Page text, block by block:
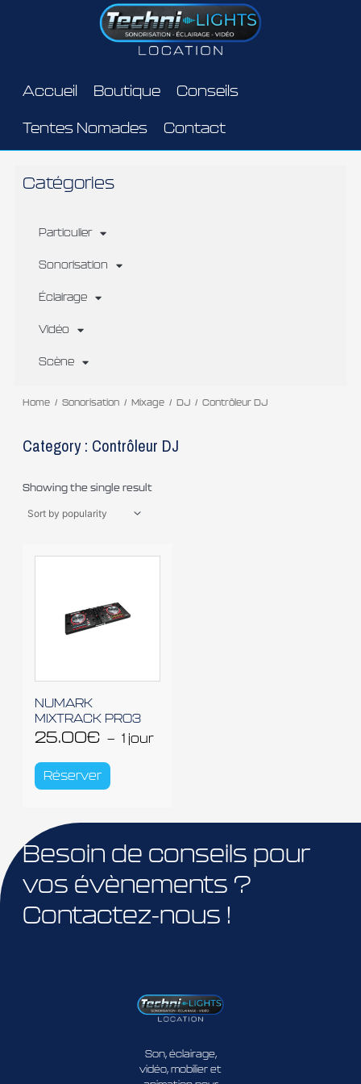
Accueil Boutique Conseils
Tentes Nomades Contact
Catégories
Particulier
Sonorisation
Éclairage
Vidéo
Scène
Home/ Sonorisation/ Mixage/ DJ/ Contrôleur DJ
Category : Contrôleur DJ
Showing the single result
NUMARK
MIXTRACK PRO­3
25.00€ 1 jour
Réserver
Besoin de conseils pour
vos évènements ?
Contactez-nous !
Son, éclairage,
vidéo, mobilier et